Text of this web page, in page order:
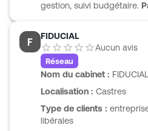
gestion, suivi budgétaire.
d’investissement.
F
FIDUCIAL
Aucun avis
Réseau
Nom du cabinet : FIDUCIAL
Localisation : Castres
Type de clients :
libérales